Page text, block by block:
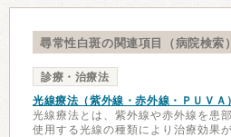
尋常性白斑の関連項目（病院検索）
診療・治療法
光線療法（紫外線・赤外線・ＰＵＶＡ）
光線療法とは、紫外線や赤外線を患
使用する光線の種類により治療効果